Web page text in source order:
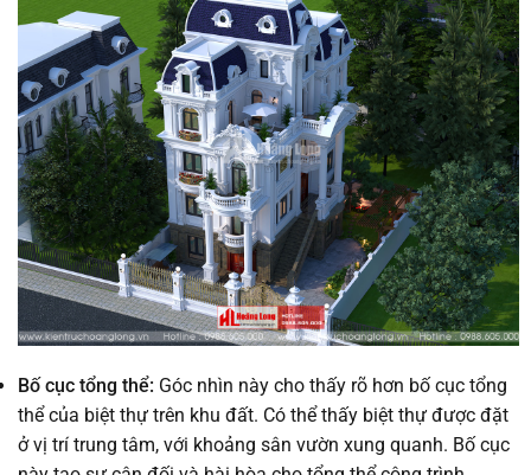
Bố cục tổng thể: Góc nhìn này cho thấy rõ hơn bố cục tổng
thể của biệt thự trên khu đất. Có thể thấy biệt thự được đặt
ở vị trí trung tâm, với khoảng sân vườn xung quanh. Bố cục